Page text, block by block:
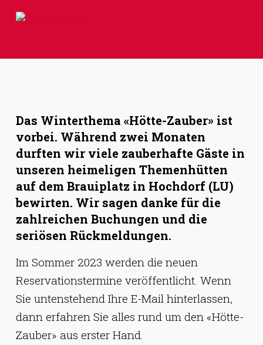
Z
a
p
g
e
n
Das Winterthema «Hötte-Zauber» ist
vorbei. Während zwei Monaten
durften wir viele zauberhafte Gäste in
unseren heimeligen Themenhütten
auf dem Brauiplatz in Hochdorf (LU)
bewirten. Wir sagen danke für die
zahlreichen Buchungen und die
seriösen Rückmeldungen.
Im Sommer 2023 werden die neuen
Reservationstermine veröffentlicht. Wenn
Sie untenstehend Ihre E-Mail hinterlassen,
dann erfahren Sie alles rund um den «Hötte-
Zauber» aus erster Hand.